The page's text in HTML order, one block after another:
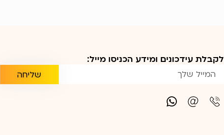
לקבלת עידכונים ומידע הכניסו מייל:
שליחה